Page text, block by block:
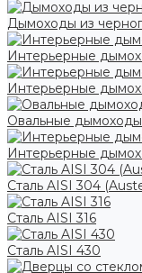
Дымоходы из
Интерьерные
Интерьерные
Овальные дымоходы
Интерьерные
Сталь AISI 304
Сталь AISI 316
Сталь AISI 430